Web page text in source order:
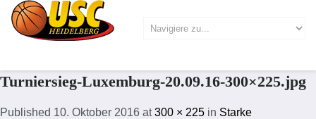
Turniersieg-Luxemburg-20.09.16-300×225.jpg
Published 10. Oktober 2016 at300 × 225 in Starke